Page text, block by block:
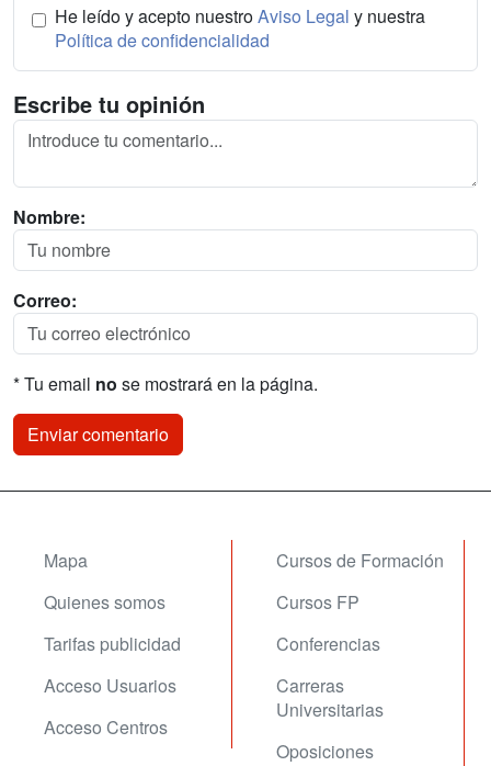
He leído y acepto nuestroAviso Legal y nuestra
Política de confidencialidad
Escribe tu opinión
Nombre:
Correo:
* Tu email no se mostrará en la página.
Mapa
Quienes somos
Tarifas publicidad
Acceso Usuarios
Acceso Centros
Cursos de Formación
Cursos FP
Conferencias
Carreras
Universitarias
Oposiciones